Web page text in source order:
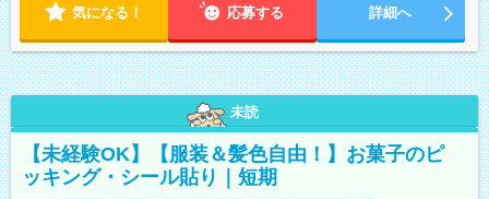
気になる！ 応募する 詳細へ
未読
【未経験OK】【服装＆髪色自由！】お菓子のピ
ッキング・シール貼り｜短期